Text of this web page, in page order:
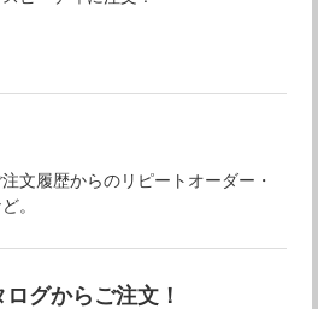
文履歴からのリピートオーダー・
。
グからご注文！